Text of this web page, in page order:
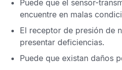
Puede que el sensor-
encuentre en malas
El receptor de presión de
presentar deficiencias.
Puede que existan daños